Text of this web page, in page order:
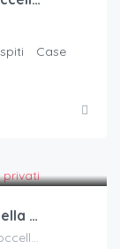
Case
Case vacanze Campofelice di Roccella Beach da privati
Roccella Beach, 90010 Campofelice di Roccella PA, Italia